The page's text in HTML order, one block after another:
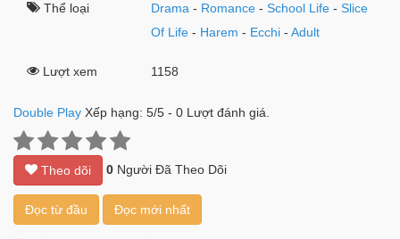
Thể loại Drama - Romance -School Life -Slice
Of Life - Harem - Ecchi -Adult
Lượt xem 1158
Double Play Xếp hạng: 5/5 - 0 Lượt đánh giá.
Theo dõi 0 Người Đã Theo Dõi
Đọc từ đầu Đọc mới nhất